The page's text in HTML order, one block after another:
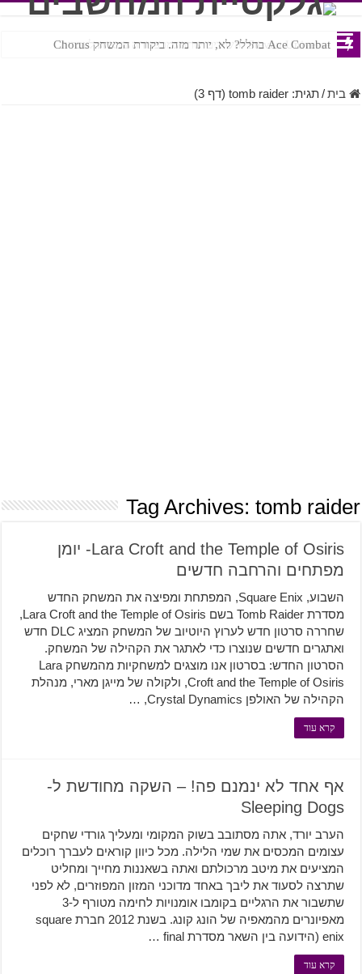
Ace Combat בחלל? לא, יותר מזה. ביקורת המשחק Chorus
Steven Universe והשירים שתורגמו בצורה נוראית לעברית
בית/תגית:tomb raider (דף 3)
Tag Archives: tomb raider
Lara Croft and the Temple of Osiris- יומן
מפתחים והרחבה חדשים
השבוע, Square Enix, המפתחת ומפיצה את המשחק החדש
מסדרת Tomb Raider בשם Lara Croft and the Temple of Osiris,
שחררה סרטון חדש לערוץ היוטיוב של המשחק המציג DLC חדש
ואתגרים חדשים שנוצרו כדי לאתגר את הקהילה של המשחק.
הסרטון החדש: בסרטון אנו מוצגים למשחקיות מהמשחק Lara
Croft and the Temple of Osiris, ולקולה של מייגן מארי, מנהלת
הקהילה של האולפן Crystal Dynamics, …
קרא עוד
אף אחד לא ינמנם פה! – השקה מחודשת ל-
Sleeping Dogs
הערב יורד, אתה מסתובב בשוק המקומי ומעליך גורדי שחקים
עצומים המכסים את שמי הלילה. מכל כיוון קוראים לעברך רוכלים
המציעים את מיטב מרכולתם ואתה בשאננות מחייך ומחליט
שתרצה לסעוד את ליבך באחד מדוכני המזון המפוזרים, לא לפני
שתשבור את הרגליים בקומבו אומנויות לחימה מטורף ל-3
מאפיונרים מהמאפיה של הונג קונג. בשנת 2012 חברת square
enix (הידועה בין השאר מסדרת final …
קרא עוד